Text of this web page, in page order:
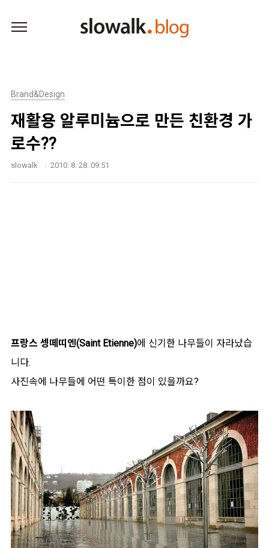
Brand&Design
재활용 알루미늄으로 만든 친환경 가
로수??
slowalk 2010. 8. 28. 09:51
프랑스 셍떼띠엔(Saint Etienne)에 신기한 나무들이 자라났습
니다.
사진속에 나무들에 어떤 특이한 점이 있을까요?